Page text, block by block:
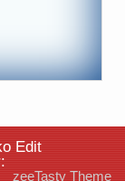
Edit
zeeTasty Theme